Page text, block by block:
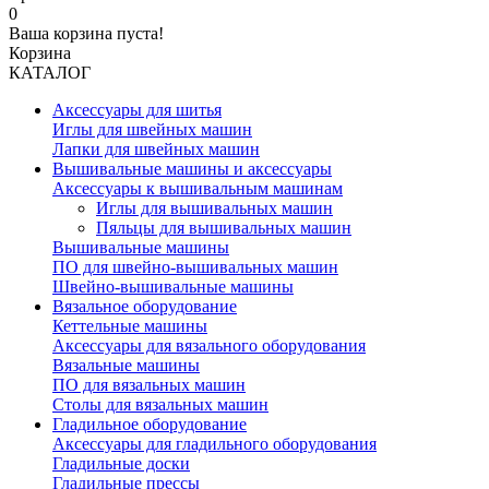
0
Ваша корзина пуста!
Корзина
КАТАЛОГ
Аксессуары для шитья
Иглы для швейных машин
Лапки для швейных машин
Вышивальные машины и аксессуары
Аксессуары к вышивальным машинам
Иглы для вышивальных машин
Пяльцы для вышивальных машин
Вышивальные машины
ПО для швейно-вышивальных машин
Швейно-вышивальные машины
Вязальное оборудование
Кеттельные машины
Аксессуары для вязального оборудования
Вязальные машины
ПО для вязальных машин
Столы для вязальных машин
Гладильное оборудование
Аксессуары для гладильного оборудования
Гладильные доски
Гладильные прессы